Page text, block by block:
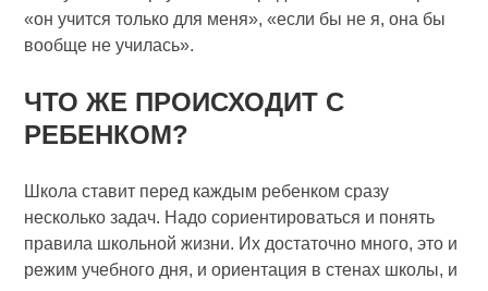
«он учится только для меня», «если бы не я, она бы
вообще не училась».
ЧТО ЖЕ ПРОИСХОДИТ С
РЕБЕНКОМ?
Школа ставит перед каждым ребенком сразу
несколько задач. Надо сориентироваться и понять
правила школьной жизни. Их достаточно много, это и
режим учебного дня, и ориентация в стенах школы, и